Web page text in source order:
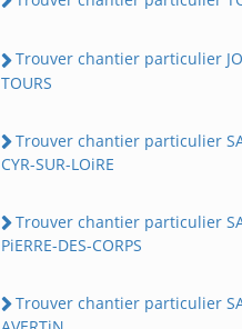
Trouver chantier particulier
TOURS
Trouver chantier particulier
CYR-SUR-LOiRE
Trouver chantier particulier
PiERRE-DES-CORPS
Trouver chantier particulier